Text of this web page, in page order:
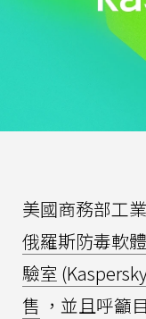
美國商務部工
俄羅斯防毒軟
驗室
售 ，並且呼籲